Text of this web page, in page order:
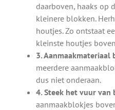
daarboven, haaks op
kleinere blokken.
houtjes. Zo ontstaat
kleinste houtjes
3. Aanmaakmateriaal
meerdere
dus niet onderaan.
4. Steek het vuur van
aanmaakblokjes